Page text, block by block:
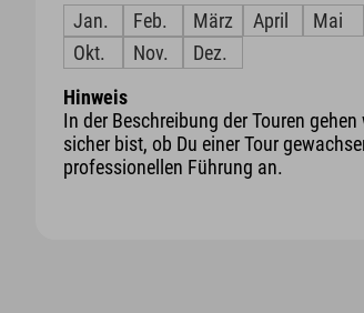
Jan.
Feb. März April Mai
Okt.
Nov. Dez.
Hinweis
In der Beschreibung der Touren
sicher bist, ob Du einer Tour
professionellen Führung an.